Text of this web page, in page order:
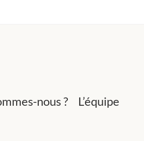
nous ? L’équipe